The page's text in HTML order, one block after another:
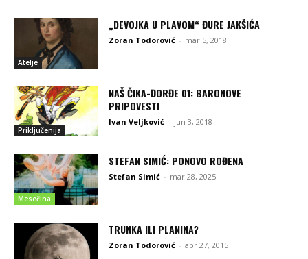
Atelje
„DEVOJKA U PLAVOM“ ĐURE JAKŠIĆA
Zoran Todorović - mar 5, 2018
Priključenija
NAŠ ČIKA-ĐORĐE 01: BARONOVE
PRIPOVESTI
Ivan Veljković - jun 3, 2018
Mesečina
STEFAN SIMIĆ: PONOVO ROĐENA
Stefan Simić - mar 28, 2025
TRUNKA ILI PLANINA?
Zoran Todorović - apr 27, 2015